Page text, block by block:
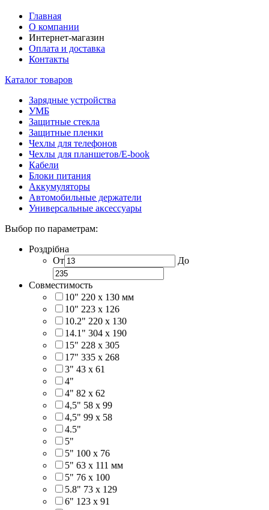
Главная
О компании
Интернет-магазин
Оплата и доставка
Контакты
Каталог товаров
Зарядные устройства
УМБ
Защитные стекла
Защитные пленки
Чехлы для телефонов
Чехлы для планшетов/E-book
Кабели
Блоки питания
Аккумуляторы
Автомобильные держатели
Универсальные аксессуары
Выбор по параметрам:
Роздрібна
От
До
Совместимость
10" 220 x 130 мм
10" 223 x 126
10.2" 220 x 130
14.1" 304 х 190
15" 228 x 305
17" 335 х 268
3" 43 x 61
4"
4" 82 x 62
4,5" 58 х 99
4,5" 99 x 58
4.5"
5"
5" 100 x 76
5" 63 x 111 мм
5" 76 х 100
5.8" 73 x 129
6" 123 х 91